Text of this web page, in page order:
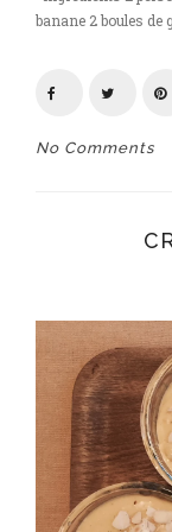
banane 2 boules
No Comments